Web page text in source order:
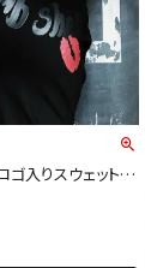
入りスウェットロ